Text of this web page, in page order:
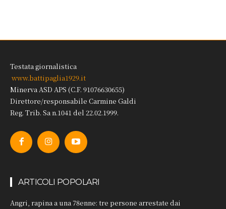
Testata giornalistica
www.battipaglia1929.it
Minerva ASD APS (C.F. 91076630655)
Direttore/responsabile Carmine Galdi
Reg. Trib. Sa n.1041 del 22.02.1999.
ARTICOLI POPOLARI
Angri, rapina a una 78enne: tre persone arrestate dai